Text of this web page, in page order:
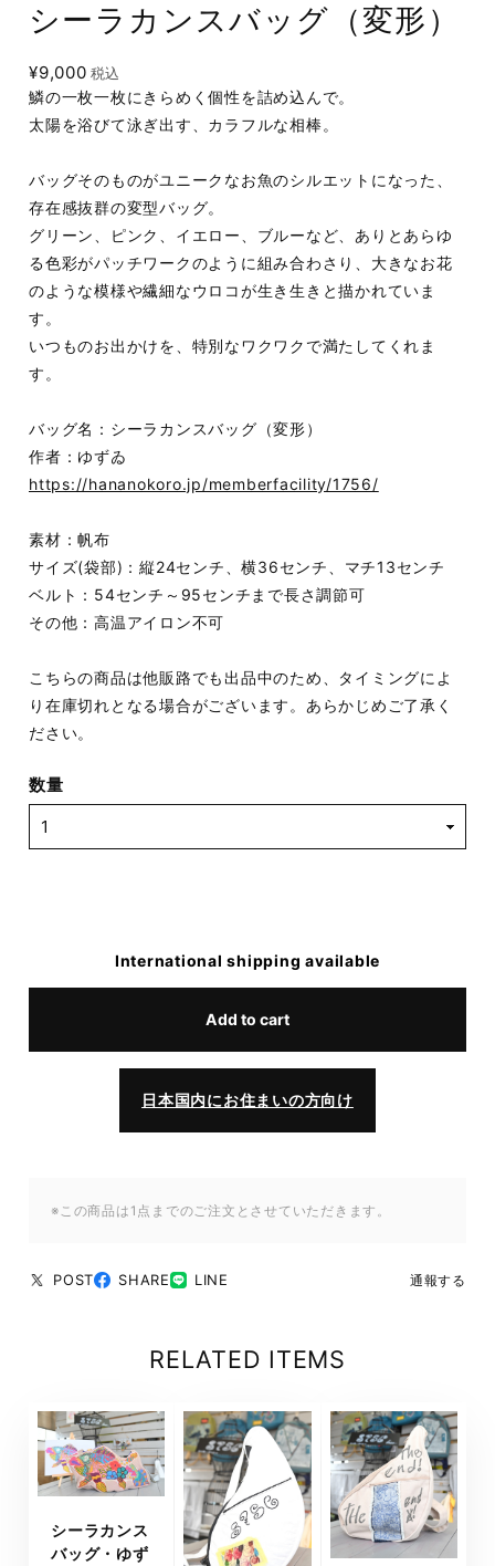
シーラカンスバッグ（変形）
¥9,000 税込
鱗の一枚一枚にきらめく個性を詰め込んで。
太陽を浴びて泳ぎ出す、カラフルな相棒。
バッグそのものがユニークなお魚のシルエットになった、
存在感抜群の変型バッグ。
グリーン、ピンク、イエロー、ブルーなど、ありとあらゆ
る色彩がパッチワークのように組み合わさり、大きなお花
のような模様や繊細なウロコが生き生きと描かれていま
す。
いつものお出かけを、特別なワクワクで満たしてくれま
す。
バッグ名：シーラカンスバッグ（変形）
作者：ゆずゐ
https://hananokoro.jp/memberfacility/1756/
素材：帆布
サイズ(袋部)：縦24センチ、横36センチ、マチ13センチ
ベルト：54センチ～95センチまで長さ調節可
その他：高温アイロン不可
こちらの商品は他販路でも出品中のため、タイミングによ
り在庫切れとなる場合がございます。あらかじめご了承く
ださい。
数量
International shipping available
Add to cart
日本国内にお住まいの方向け
※この商品は1点までのご注文とさせていただきます。
POST SHARE LINE 通報する
RELATED ITEMS
シーラカンス
バッグ・ゆず